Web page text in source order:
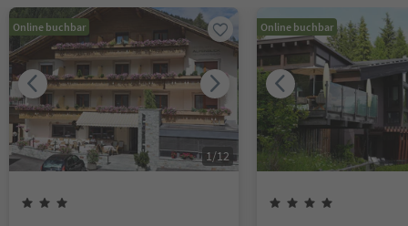
Online buchbar
1/12
Online buchbar